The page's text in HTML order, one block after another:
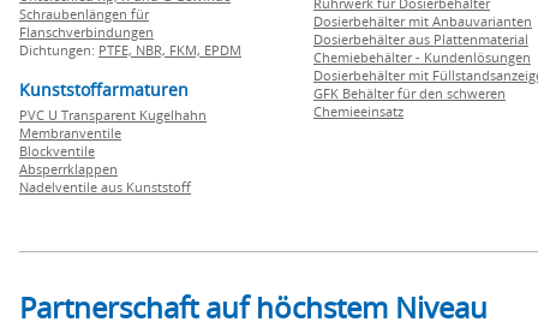
Schraubenlängen für
Flanschverbindungen
Dichtungen: PTFE, NBR, FKM, EPDM
Kunststoffarmaturen
PVC U Transparent Kugelhahn
Membranventile
Blockventile
Absperrklappen
Nadelventile aus Kunststoff
Dosierbehälter mit Anbauvarianten
Dosierbehälter aus Plattenmaterial
Chemiebehälter - Kundenlösungen
Dosierbehälter mit
GFK Behälter für den schweren
Chemieeinsatz
Partnerschaft auf höchstem Niveau